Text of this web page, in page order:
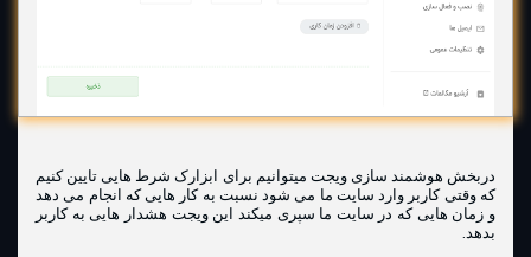
دربخش هوشمند سازی ویجت میتوانیم برای ابزارک شرط هایی تایین کنیم
که وقتی کاربر وارد سایت ما می شود نسبت به کار هایی که انجام می دهد
و زمان هایی که در سایت ما سپری میکند این ویجت هشدار هایی به کاربر
بدهد.